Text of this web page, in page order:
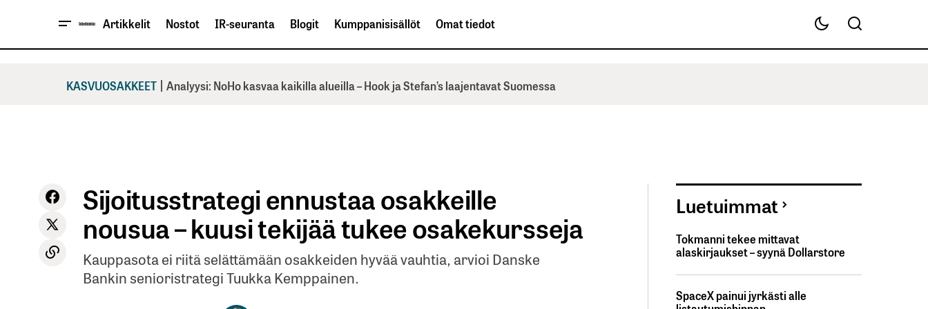
Artikkelit Nostot IR-seuranta Blogit Kumppanisisällöt Omat tiedot
KASVUOSAKKEET | Analyysi: NoHo kasvaa kaikilla alueilla – Hook ja Stefan’s laajentavat Suomessa
Sijoitusstrategi ennustaa osakkeille
nousua – kuusi tekijää tukee osakekursseja
Kauppasota ei riitä selättämään osakkeiden hyvää vauhtia, arvioi Danske
Bankin senioristrategi Tuukka Kemppainen.
Luetuimmat
Tokmanni tekee mittavat
alaskirjaukset – syynä Dollarstore
SpaceX painui jyrkästi alle